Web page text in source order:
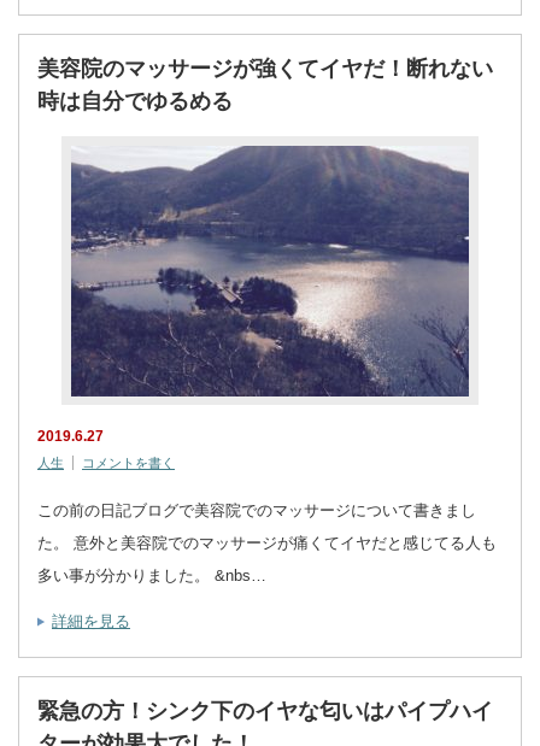
美容院のマッサージが強くてイヤだ！断れない
時は自分でゆるめる
2019.6.27
人生 コメントを書く
この前の日記ブログで美容院でのマッサージについて書きまし
た。 意外と美容院でのマッサージが痛くてイヤだと感じてる人も
多い事が分かりました。 &nbs…
詳細を見る
緊急の方！シンク下のイヤな匂いはパイプハイ